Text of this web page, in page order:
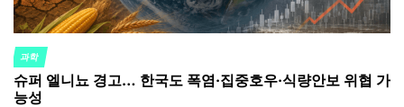
POSTED
IN
과학
슈퍼 엘니뇨 경고… 한국도 폭염·집중호우·식량안보 위협 가
능성